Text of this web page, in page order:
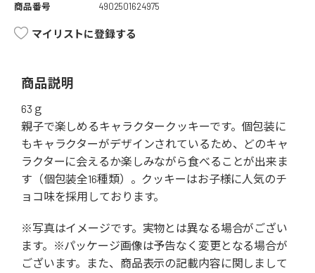
商品番号
4902501624975
マイリストに登録する
商品説明
63ｇ
親子で楽しめるキャラクタークッキーです。個包装に
もキャラクターがデザインされているため、どのキャ
ラクターに会えるか楽しみながら食べることが出来ま
す（個包装全16種類）。クッキーはお子様に人気のチ
ョコ味を採用しております。
※写真はイメージです。実物とは異なる場合がござい
ます。※パッケージ画像は予告なく変更となる場合が
ございます。また、商品表示の記載内容に関しまして